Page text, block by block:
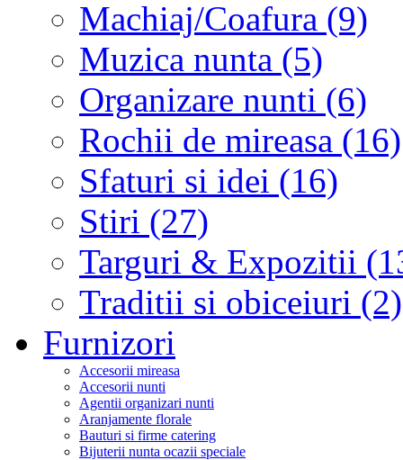
Machiaj/Coafura (9)
Muzica nunta (5)
Organizare nunti (6)
Rochii de mireasa (16)
Sfaturi si idei (16)
Stiri (27)
Targuri & Expozitii
Traditii si obiceiuri (2)
Furnizori
Accesorii mireasa
Accesorii nunti
Agentii organizari nunti
Aranjamente florale
Bauturi si firme catering
Bijuterii nunta ocazii speciale